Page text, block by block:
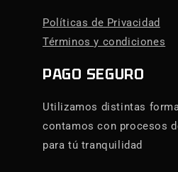
Políticas de Privacidad
Términos y condiciones
PAGO SEGURO
Utilizamos distintas
contamos con procesos
para tú tranquilidad